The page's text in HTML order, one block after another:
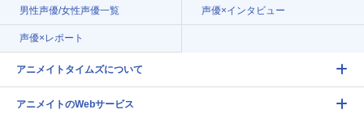
男性声優/女性声優一覧 声優×インタビュー
声優×レポート
アニメイトタイムズについて
アニメイトのWebサービス